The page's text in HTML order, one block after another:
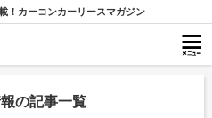
！カーコンカーリースマガジン
の記事一覧